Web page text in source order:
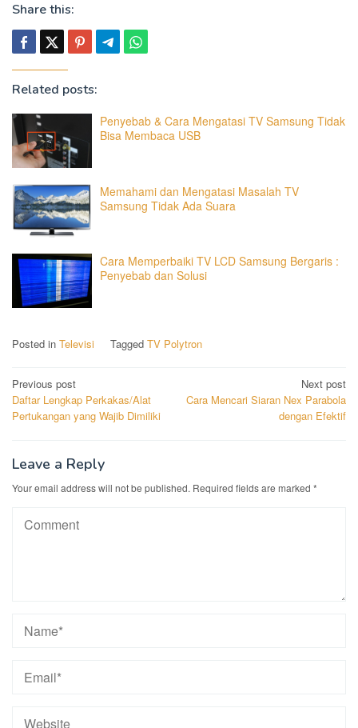
Share this:
Related posts:
Penyebab & Cara Mengatasi TV Samsung Tidak
Bisa Membaca USB
Memahami dan Mengatasi Masalah TV
Samsung Tidak Ada Suara
Cara Memperbaiki TV LCD Samsung Bergaris :
Penyebab dan Solusi
Posted in Televisi Tagged TV Polytron
Post
navigation
Previous post
Daftar Lengkap Perkakas/Alat
Pertukangan yang Wajib Dimiliki
Next post
Cara Mencari Siaran Nex Parabola
dengan Efektif
Leave a Reply
Your email address will not be published. Required fields are marked *